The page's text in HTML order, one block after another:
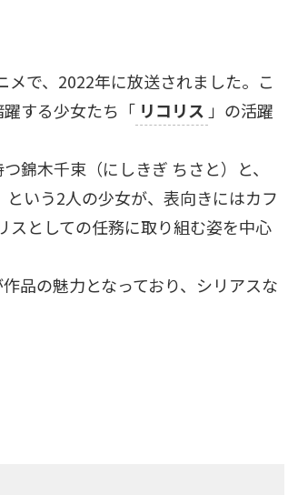
で、2022年に放送されました。こ
する少女たち「 リコリス 」の活躍
錦木千束（にしきぎ ちさと）と、
いう2人の少女が、表向きにはカフ
スとしての任務に取り組む姿を中心
品の魅力となっており、シリアスな